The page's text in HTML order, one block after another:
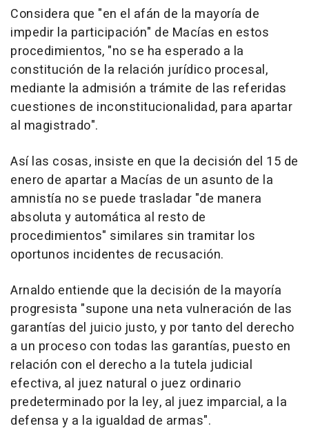
Considera que "en el afán de la mayoría de
impedir la participación" de Macías en estos
procedimientos, "no se ha esperado a la
constitución de la relación jurídico procesal,
mediante la admisión a trámite de las referidas
cuestiones de inconstitucionalidad, para apartar
al magistrado".
Así las cosas, insiste en que la decisión del 15 de
enero de apartar a Macías de un asunto de la
amnistía no se puede trasladar "de manera
absoluta y automática al resto de
procedimientos" similares sin tramitar los
oportunos incidentes de recusación.
Arnaldo entiende que la decisión de la mayoría
progresista "supone una neta vulneración de las
garantías del juicio justo, y por tanto del derecho
a un proceso con todas las garantías, puesto en
relación con el derecho a la tutela judicial
efectiva, al juez natural o juez ordinario
predeterminado por la ley, al juez imparcial, a la
defensa y a la igualdad de armas".